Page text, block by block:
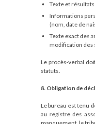
Texte et
Informations
(nom, date de
Texte exact des
modification des
Le procès-verbal
statuts.
8. Obligation de
Le bureau est tenu
au registre des